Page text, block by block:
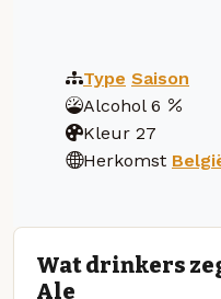
Type Saison
Alcohol 6
Kleur 27
Herkomst
Wat drinkers
Ale